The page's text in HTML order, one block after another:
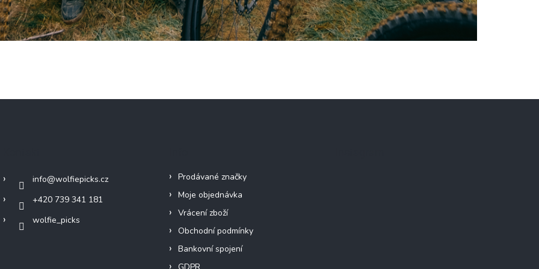
info@wolfiepicks.cz
+420 739 341 181
wolfie_picks
Prodávané značky
Moje objednávka
Vrácení zboží
Obchodní podmínky
Bankovní spojení